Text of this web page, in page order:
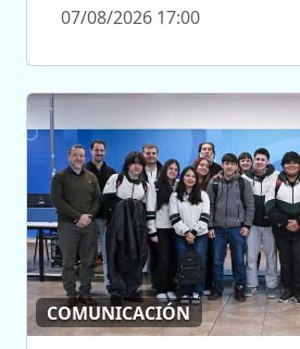
07/08/2026 17:00
COMUNICACIÓN